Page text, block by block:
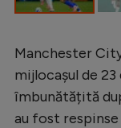
Manchester
mijlocașul de
îmbunătățită
au fost